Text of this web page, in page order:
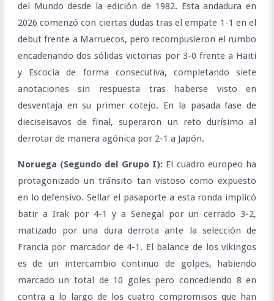
del Mundo desde la edición de 1982. Esta andadura en
2026 comenzó con ciertas dudas tras el empate 1-1 en el
debut frente a Marruecos, pero recompusieron el rumbo
encadenando dos sólidas victorias por 3-0 frente a Haití
y Escocia de forma consecutiva, completando siete
anotaciones sin respuesta tras haberse visto en
desventaja en su primer cotejo. En la pasada fase de
dieciseisavos de final, superaron un reto durísimo al
derrotar de manera agónica por 2-1 a Japón.
Noruega (Segundo del Grupo I): El cuadro europeo ha
protagonizado un tránsito tan vistoso como expuesto
en lo defensivo. Sellar el pasaporte a esta ronda implicó
batir a Irak por 4-1 y a Senegal por un cerrado 3-2,
matizado por una dura derrota ante la selección de
Francia por marcador de 4-1. El balance de los vikingos
es de un intercambio continuo de golpes, habiendo
marcado un total de 10 goles pero concediendo 8 en
contra a lo largo de los cuatro compromisos que han